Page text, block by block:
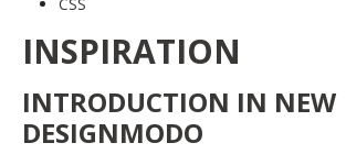
INSPIRATION
INTRODUCTION IN NEW
DESIGNMODO